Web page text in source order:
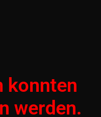
konnten
werden.